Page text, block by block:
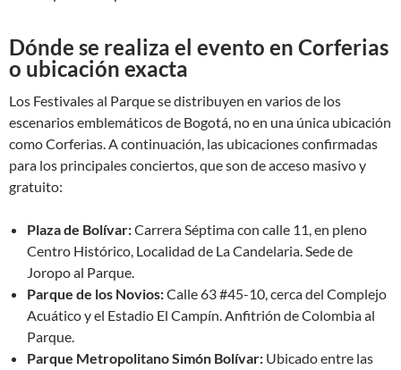
Dónde se realiza el evento en Corferias
o ubicación exacta
Los Festivales al Parque se distribuyen en varios de los
escenarios emblemáticos de Bogotá, no en una única ubicación
como Corferias. A continuación, las ubicaciones confirmadas
para los principales conciertos, que son de acceso masivo y
gratuito:
Plaza de Bolívar:Carrera Séptima con calle 11, en pleno
Centro Histórico, Localidad de La Candelaria. Sede de
Joropo al Parque.
Parque de los Novios:Calle 63 #45-10, cerca del Complejo
Acuático y el Estadio El Campín. Anfitrión de Colombia al
Parque.
Parque Metropolitano Simón Bolívar: Ubicado entre las